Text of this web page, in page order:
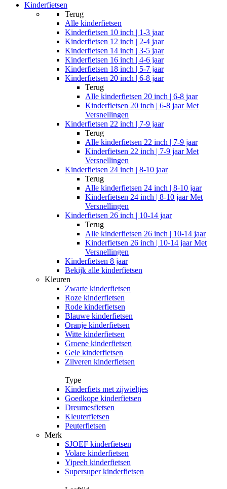
Kinderfietsen
Terug
Alle kinderfietsen
Kinderfietsen 10 inch | 1-3 jaar
Kinderfietsen 12 inch | 2-4 jaar
Kinderfietsen 14 inch | 3-5 jaar
Kinderfietsen 16 inch | 4-6 jaar
Kinderfietsen 18 inch | 5-7 jaar
Kinderfietsen 20 inch | 6-8 jaar
Terug
Alle kinderfietsen 20 inch | 6-8 jaar
Kinderfietsen 20 inch | 6-8 jaar Met
Versnellingen
Kinderfietsen 22 inch | 7-9 jaar
Terug
Alle kinderfietsen 22 inch | 7-9 jaar
Kinderfietsen 22 inch | 7-9 jaar Met
Versnellingen
Kinderfietsen 24 inch | 8-10 jaar
Terug
Alle kinderfietsen 24 inch | 8-10 jaar
Kinderfietsen 24 inch | 8-10 jaar Met
Versnellingen
Kinderfietsen 26 inch | 10-14 jaar
Terug
Alle kinderfietsen 26 inch | 10-14 jaar
Kinderfietsen 26 inch | 10-14 jaar Met
Versnellingen
Kinderfietsen 8 jaar
Bekijk alle kinderfietsen
Kleuren
Zwarte kinderfietsen
Roze kinderfietsen
Rode kinderfietsen
Blauwe kinderfietsen
Oranje kinderfietsen
Witte kinderfietsen
Groene kinderfietsen
Gele kinderfietsen
Zilveren kinderfietsen
Type
Kinderfiets met zijwieltjes
Goedkope kinderfietsen
Dreumesfietsen
Kleuterfietsen
Peuterfietsen
Merk
SJOEF kinderfietsen
Volare kinderfietsen
Yipeeh kinderfietsen
Supersuper kinderfietsen